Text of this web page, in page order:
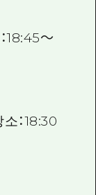
18:45～
：18:30